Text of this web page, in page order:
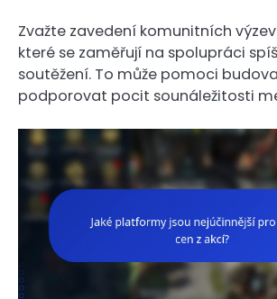
Zvažte zavedení komunitních
které se zaměřují na spolupráci
soutěžení. To může pomoci
podporovat pocit sounáležitosti